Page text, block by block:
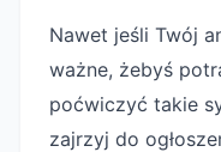
Nawet jeśli Twój
ważne, żebyś
poćwiczyć takie
zajrzyj do